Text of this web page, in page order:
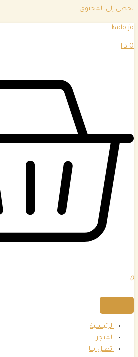
تخطي إلى المحتوى
kado jo
0 د.ا
0
الرئيسية
المتجر
اتصل بنا